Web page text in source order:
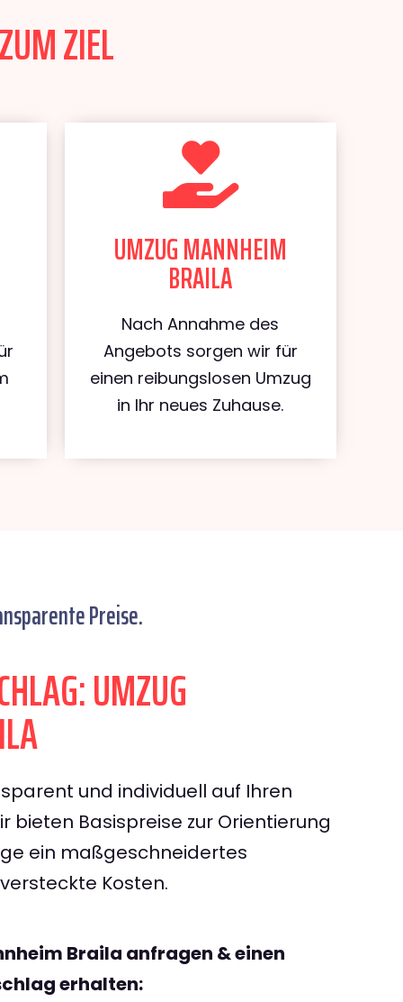
ZIEL
UMZUG MANNHEIM
BRAILA
Nach Annahme des
Angebots sorgen wir für
einen reibungslosen Umzug
in Ihr neues Zuhause.
Preise.
UMZUG
und individuell auf Ihren
bieten Basispreise zur Orientierung
ein maßgeschneidertes
Kosten.
Braila anfragen & einen
erhalten: